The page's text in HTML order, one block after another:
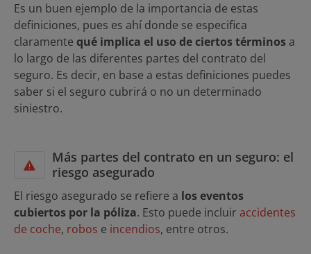
Es un buen ejemplo de la importancia de estas
definiciones, pues es ahí donde se especifica
claramente qué implica el uso de ciertos términos a
lo largo de las diferentes partes del contrato del
seguro. Es decir, en base a estas definiciones puedes
saber si el seguro cubrirá o no un determinado
siniestro.
Más partes del contrato en un seguro: el
riesgo asegurado
El riesgo asegurado se refiere a los eventos
cubiertos por la póliza. Esto puede incluir accidentes
de coche, robos e incendios, entre otros.